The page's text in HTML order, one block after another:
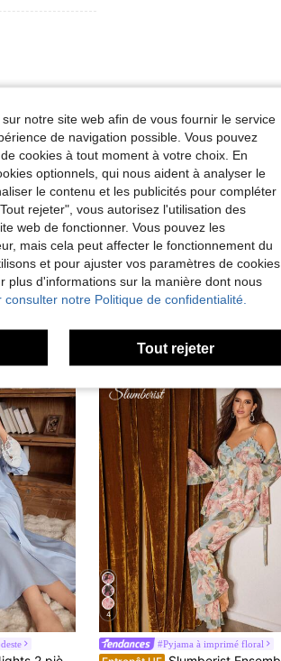
Utile (0)
4
#Pyjama à imprimé floral
notre site web afin de vous fournir le service
de navigation possible. Vous pouvez
cookies à tout moment à votre choix. En
optionnels, qui nous aident à analyser le
le contenu et les publicités pour compléter
rejeter", vous autorisez l'utilisation des
web de fonctionner. Vous pouvez les
mais cela peut affecter le fonctionnement du
et pour ajuster vos paramètres de cookies
plus d'informations sur la manière dont nous
consulter notre Politique de confidentialité.
Tout rejeter